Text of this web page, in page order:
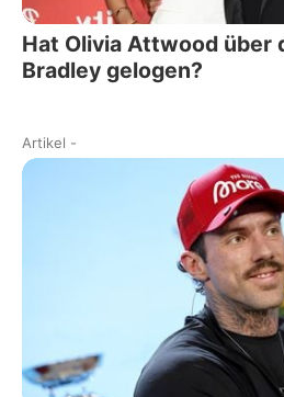
Hat Olivia Attwood über
Bradley gelogen?
Artikel -